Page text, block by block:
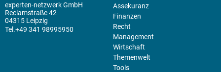
experten-netzwerk GmbH
Reclamstraße 42
04315 Leipzig
+49 341 98995950
Assekuranz
Finanzen
Recht
Management
Wirtschaft
Themenwelt
Tools